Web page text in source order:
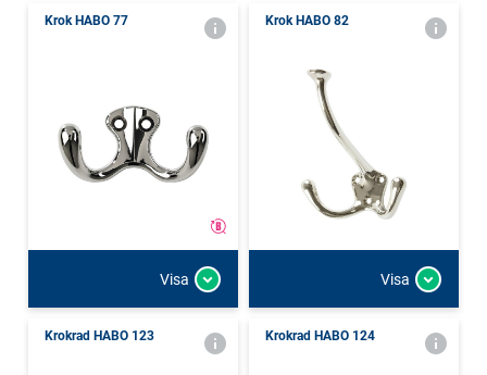
Krok HABO 77
Visa
Krok HABO 82
Visa
Krokrad HABO 123 Krokrad HABO 124